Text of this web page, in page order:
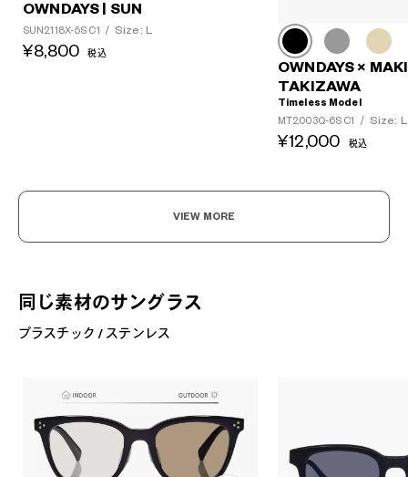
OWNDAYS | SUN
SUN2118X-5S C1 / Size: L
¥8,800 税込
OWNDAYS ×
TAKIZAWA
Timeless Model
MT2003Q-6S C1
/ Size: L
¥12,000 税込
VIEW MORE
同じ素材のサングラス
プラスチック / ステンレス